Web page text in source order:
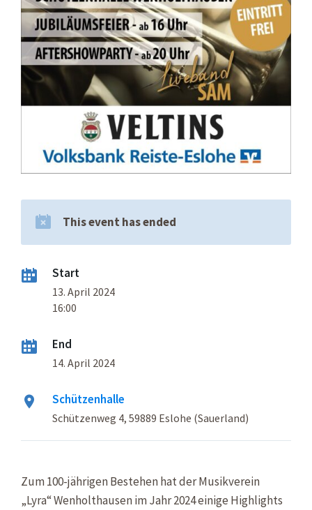
This event has ended
Start
13. April 2024
16:00
End
14. April 2024
Schützenhalle
Schützenweg 4, 59889 Eslohe (Sauerland)
Zum 100-jährigen Bestehen hat der Musikverein
„Lyra“ Wenholthausen im Jahr 2024 einige Highlights